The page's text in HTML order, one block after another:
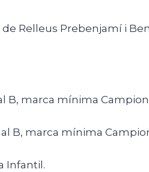
Relleus Prebenjamí i
B, marca mínima
B, marca mínima
Infantil.